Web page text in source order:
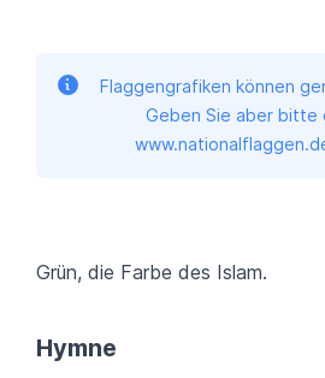
Flaggengrafiken können
Geben Sie aber bitte
Grün, die Farbe des Islam.
Hymne